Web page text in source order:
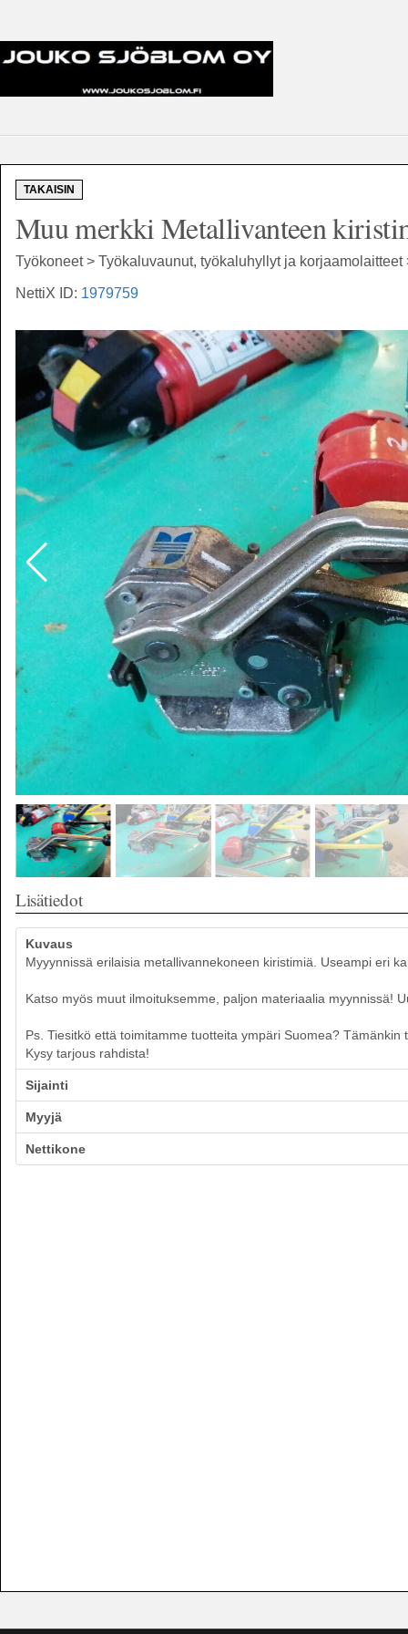
TAKAISIN
Muu merkki Metallivanteen
Työkoneet > Työkaluvaunut, työkaluhyllyt ja korjaamolaitteet
NettiX ID: 1979759
Lisätiedot
Kuvaus
Myyynnissä erilaisia metallivannekoneen kiristimiä. Useampi eri
Katso myös muut ilmoituksemme, paljon materiaalia myynnissä!
Ps. Tiesitkö että toimitamme tuotteita ympäri Suomea?
Kysy tarjous rahdista!
Sijainti
Myyjä
Nettikone